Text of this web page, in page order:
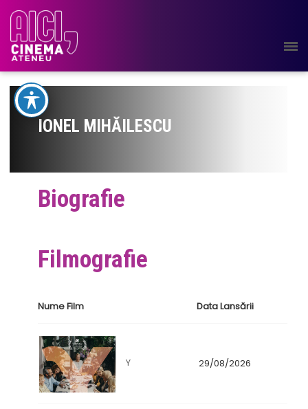
IONEL MIHĂILESCU
Biografie
Filmografie
Nume Film Data Lansării
Y 29/08/2026